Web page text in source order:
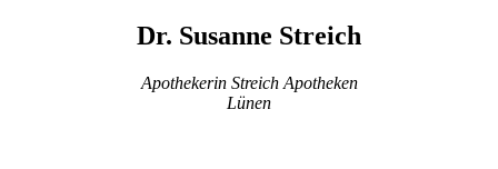
Dr. Susanne Streich
Apothekerin Streich Apotheken
Lünen